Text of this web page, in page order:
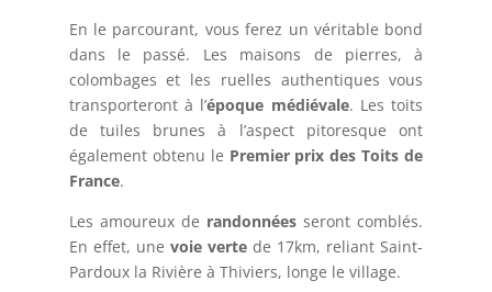
En le parcourant, vous ferez un véritable bond
dans le passé. Les maisons de pierres, à
colombages et les ruelles authentiques vous
transporteront à l’époque médiévale. Les toits
de tuiles brunes à l’aspect pitoresque ont
également obtenu le Premier prix des Toits de
France.
Les amoureux de randonnées seront comblés.
En effet, une voie verte de 17km, reliant Saint-
Pardoux la Rivière à Thiviers, longe le village.